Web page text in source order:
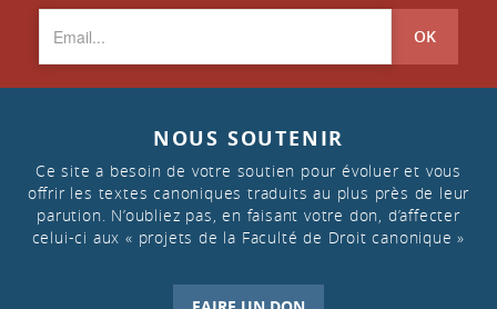
OK
NOUS SOUTENIR
Ce site a besoin de votre soutien pour évoluer et vous
offrir les textes canoniques traduits au plus près de leur
parution. N’oubliez pas, en faisant votre don, d’affecter
celui-ci aux « projets de la Faculté de Droit canonique »